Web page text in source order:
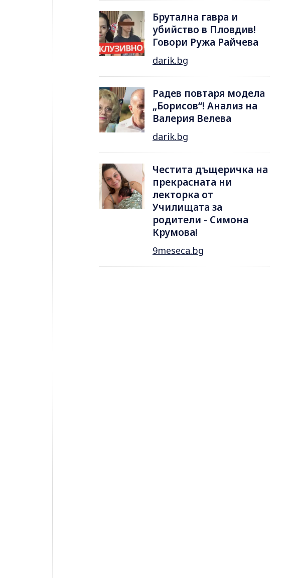
Брутална гавра и
убийство в Пловдив!
Говори Ружа Райчева
darik.bg
Радев повтаря модела
„Борисов“! Анализ на
Валерия Велева
darik.bg
Честита дъщеричка на
прекрасната ни
лекторка от
Училищата за
родители - Симона
Крумова!
9meseca.bg